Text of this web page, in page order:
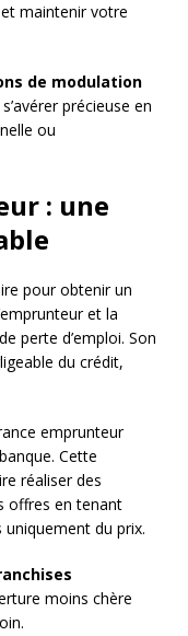
maintenir votre
de modulation
précieuse en
ou
: une
pour obtenir un
et la
perte d’emploi. Son
du crédit,
emprunteur
Cette
réaliser des
offres en tenant
du prix.
moins chère